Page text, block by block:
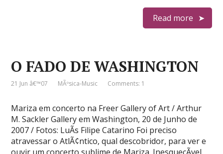
Read more
O FADO DE WASHINGTON
21 Jun â€™07 MÃºsica-Music Comments: 1
Mariza em concerto na Freer Gallery of Art / Arthur
M. Sackler Gallery em Washington, 20 de Junho de
2007 / Fotos: LuÃ­s Filipe Catarino Foi preciso
atravessar o AtlÃ¢ntico, qual descobridor, para ver e